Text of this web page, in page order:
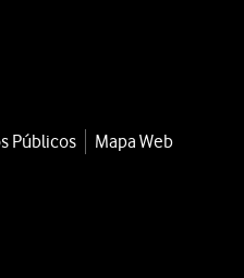
Públicos
Mapa Web